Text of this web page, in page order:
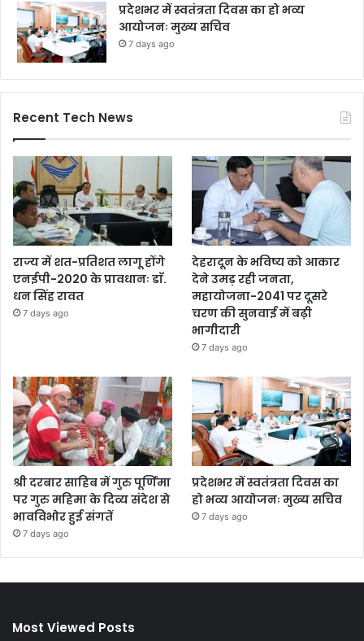
प्रदेशभर में स्वतंत्रता दिवस का हो भव्य
आयोजनः मुख्य सचिव
7 days ago
Recent Tech News
राज्य में शत-प्रतिशत लागू होंगे
एनईपी-2020 के प्रावधानः डाॅ.
धन सिंह रावत
7 days ago
देहरादून के भविष्य को आकार
देने उमड़ रही जनता,
महायोजना-2041 पर दूसरे
चरण की सुनवाई में बढ़ी
भागीदारी
7 days ago
श्री दरबार साहिब में गुरु पूर्णिमा
पर गुरु महिमा के दिव्य संदेश से
भावविभोर हुई संगतें
7 days ago
प्रदेशभर में स्वतंत्रता दिवस का
हो भव्य आयोजनः मुख्य सचिव
7 days ago
Most Viewed Posts